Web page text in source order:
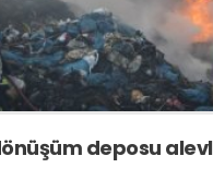
deposu